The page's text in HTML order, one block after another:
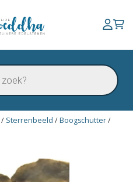
/ Sterrenbeeld /Boogschutter/